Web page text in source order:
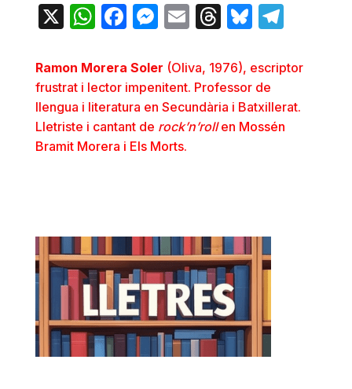
X WhatsApp
Facebook
Messenger
EmailThreads
Bluesky
Ramon Morera Soler (Oliva, 1976), escriptor
frustrat i lector impenitent. Professor de
llengua i literatura en Secundària i Batxillerat.
Lletriste i cantant de rock’n’rollen Mossén
Bramit Morera i Els Morts.